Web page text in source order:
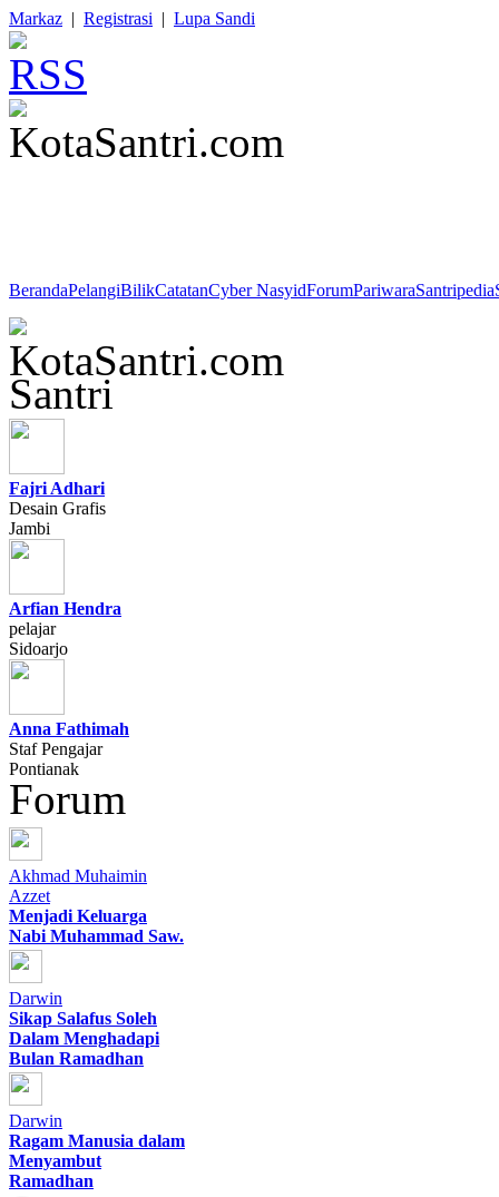
Markaz | Registrasi | Lupa Sandi
BerandaPelangiBilikCatatanCyber NasyidForumPariwaraSantripedia
Santri
Fajri Adhari
Desain Grafis
Jambi
Arfian Hendra
pelajar
Sidoarjo
Anna Fathimah
Staf Pengajar
Pontianak
Forum
Akhmad Muhaimin
Azzet
Menjadi Keluarga
Nabi Muhammad Saw.
Darwin
Sikap Salafus Soleh
Dalam Menghadapi
Bulan Ramadhan
Darwin
Ragam Manusia dalam
Menyambut
Ramadhan